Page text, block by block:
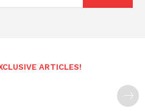
ARTICLES!